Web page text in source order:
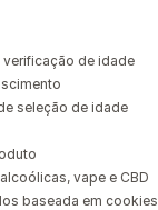
de idade
seleção de idade
vape e CBD
baseada em cookies